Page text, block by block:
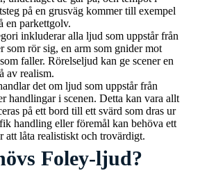
på en grusväg kommer till exempel
en parkettgolv.
inkluderar alla ljud som uppstår från
som rör sig, en arm som gnider mot
faller. Rörelseljud kan ge scener en
av realism.
det om ljud som uppstår från
handlingar i scenen. Detta kan vara allt
på ett bord till ett svärd som dras ur
handling eller föremål kan behöva ett
att låta realistiskt och trovärdigt.
Foley-ljud?